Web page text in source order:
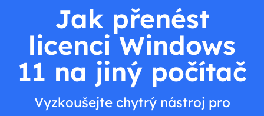
Jak přenést
licenci Windows
11 na jiný počítač
Vyzkoušejte chytrý nástroj pro